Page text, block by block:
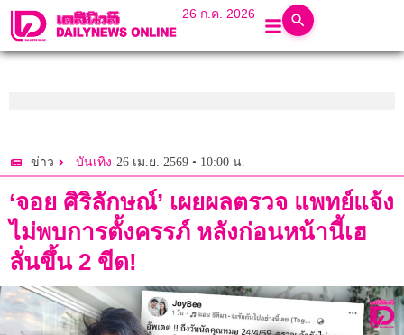
26 ก.ค. 2026
ข่าว บันเทิง 26 เม.ย. 2569 • 10:00 น.
‘จอย ศิริลักษณ์’ เผยผลตรวจ แพทย์แจ้ง
ไม่พบการตั้งครรภ์ หลังก่อนหน้านี้เฮ
ลั่นขึ้น 2 ขีด!